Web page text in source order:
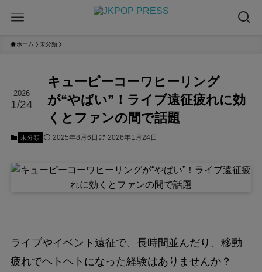
ホーム 未分類
キューピーコーワヒーリング
が“やばい”！ライブ遠征疲れに効
くとファンの間で話題
2026
1/24
未分類 2025年8月6日 2026年1月24日
ライブやイベント遠征で、長時間並んだり、移動
疲れでヘトヘトになった経験はありませんか？